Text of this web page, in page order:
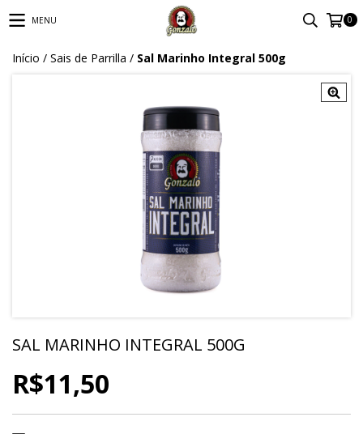
MENU 0
Início / Sais de Parrilla / Sal Marinho Integral 500g
SAL MARINHO INTEGRAL 500G
R$11,50